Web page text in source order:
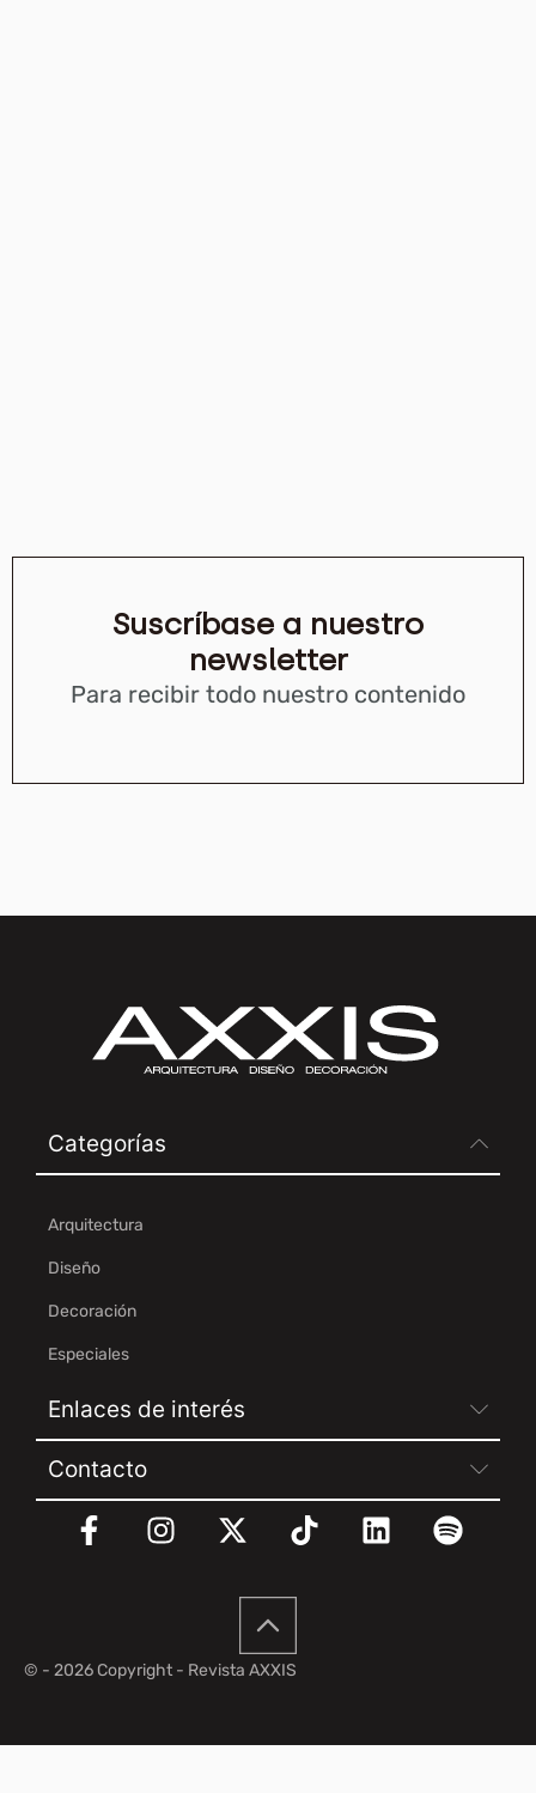
Suscríbase a nuestro
newsletter
Para recibir todo nuestro contenido
Categorías
Arquitectura
Diseño
Decoración
Especiales
Enlaces de interés
Contacto
© - 2026 Copyright - Revista AXXIS